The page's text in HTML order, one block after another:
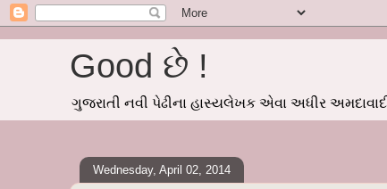
Good છે !
ગુજરાતી નવી પેઢીના હાસ્યલેખક એવા અધીર
Wednesday, April 02, 2014